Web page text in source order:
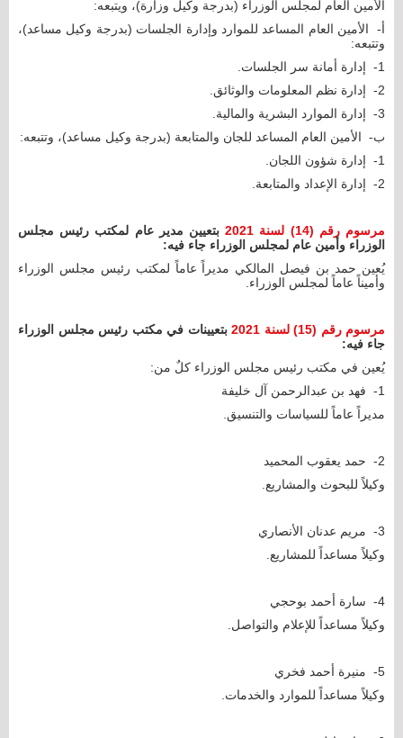
الأمين العام لمجلس الوزراء (بدرجة وكيل وزارة)، ويتبعه:
‌أ- الأمين العام المساعد للموارد وإدارة الجلسات (بدرجة وكيل مساعد)،
وتتبعه:
1- ‌إدارة أمانة سر الجلسات.
2- ‌إدارة نظم المعلومات والوثائق.
3- ‌إدارة الموارد البشرية والمالية.
‌ب- الأمين العام المساعد للجان والمتابعة (بدرجة وكيل مساعد)، وتتبعه:
1- إدارة شؤون اللجان.
2- إدارة الإعداد والمتابعة.
مرسوم رقم (14) لسنة 2021
بتعيين مدير عام لمكتب رئيس مجلس
الوزراء وأمين عام لمجلس الوزراء جاء فيه:
يُعين حمد بن فيصل المالكي مديراً عاماً لمكتب رئيس مجلس الوزراء
وأميناً عاماً لمجلس الوزراء.
مرسوم رقم (15) لسنة 2021
بتعيينات في مكتب رئيس مجلس الوزراء
جاء فيه:
يُعين في مكتب رئيس مجلس الوزراء كلٌ من:
1- فهد بن عبدالرحمن آل خليفة
مديراً عاماً للسياسات والتنسيق.
2- حمد يعقوب المحميد
وكيلاً للبحوث والمشاريع.
3- مريم عدنان الأنصاري
وكيلاً مساعداً للمشاريع.
4- سارة أحمد بوحجي
وكيلاً مساعداً للإعلام والتواصل.
5- منيرة أحمد فخري
وكيلاً مساعداً للموارد والخدمات.